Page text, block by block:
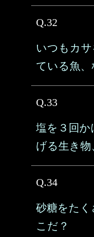
Q.32
いつもカ
ている魚、
Q.33
塩を３回か
げる生き物
Q.34
砂糖をたく
こだ？